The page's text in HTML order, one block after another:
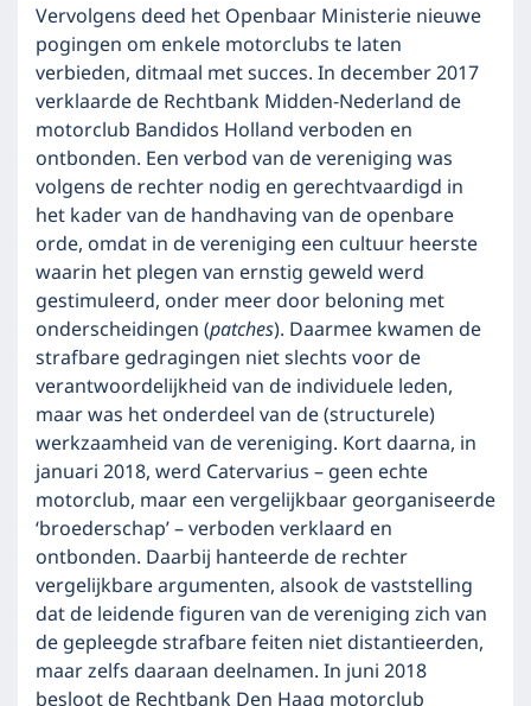
Vervolgens deed het Openbaar Ministerie nieuwe
pogingen om enkele motorclubs te laten
verbieden, ditmaal met succes. In december 2017
verklaarde de Rechtbank Midden-Nederland de
motorclub Bandidos Holland verboden en
ontbonden. Een verbod van de vereniging was
volgens de rechter nodig en gerechtvaardigd in
het kader van de handhaving van de openbare
orde, omdat in de vereniging een cultuur heerste
waarin het plegen van ernstig geweld werd
gestimuleerd, onder meer door beloning met
onderscheidingen (patches). Daarmee kwamen de
strafbare gedragingen niet slechts voor de
verantwoordelijkheid van de individuele leden,
maar was het onderdeel van de (structurele)
werkzaamheid van de vereniging. Kort daarna, in
januari 2018, werd Catervarius – geen echte
motorclub, maar een vergelijkbaar georganiseerde
‘broederschap’ – verboden verklaard en
ontbonden. Daarbij hanteerde de rechter
vergelijkbare argumenten, alsook de vaststelling
dat de leidende figuren van de vereniging zich van
de gepleegde strafbare feiten niet distantieerden,
maar zelfs daaraan deelnamen. In juni 2018